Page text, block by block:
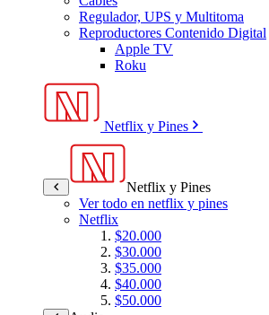
Regulador, UPS y Multitoma
Reproductores Contenido Digital
Apple TV
Roku
Netflix y Pines
Netflix y Pines
Ver todo en netflix y pines
Netflix
$20.000
$30.000
$35.000
$40.000
$50.000